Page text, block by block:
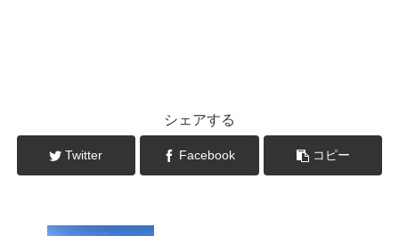
シェアする
Twitter Facebook コピー